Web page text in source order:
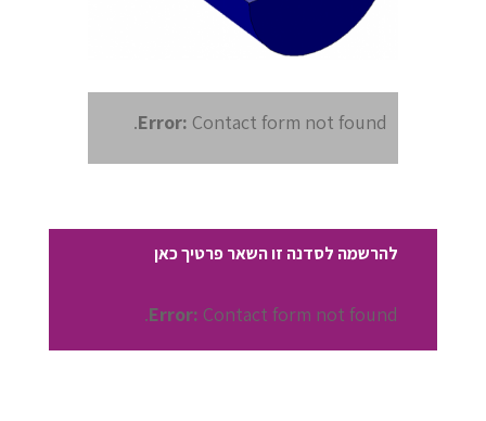
Error: Contact form not found.
להרשמה לסדנה זו השאר פרטיך כאן
Error: Contact form not found.